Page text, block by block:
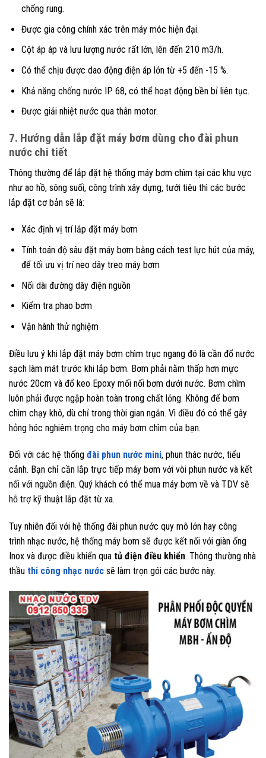
chống rung.
Được gia công chính xác trên máy móc hiện đại.
Cột áp áp và lưu lượng nước rất lớn, lên đến 210 m3/h.
Có thể chịu được dao động điện áp lớn từ +5 đến -15 %.
Khả năng chống nước IP 68, có thể hoạt động bền bỉ liên tục.
Được giải nhiệt nước qua thân motor.
7. Hướng dẫn lắp đặt máy bơm dùng cho đài phun
nước chi tiết
Thông thường để lắp đặt hệ thống máy bơm chìm tại các khu vực
như ao hồ, sông suối, công trình xây dựng, tưới tiêu thì các bước
lắp đặt cơ bản sẽ là:
Xác định vị trí lắp đặt máy bơm
Tính toán độ sâu đặt máy bơm bằng cách test lực hút của máy,
để tối ưu vị trí neo dây treo máy bơm
Nối dài đường dây điện nguồn
Kiểm tra phao bơm
Vận hành thử nghiệm
Điều lưu ý khi lắp đặt máy bơm chìm trục ngang đó là cần đổ nước
sạch làm mát trước khi lắp bơm. Bơm phải nằm thấp hơn mực
nước 20cm và đổ keo Epoxy mối nối bơm dưới nước. Bơm chìm
luôn phải được ngập hoàn toàn trong chất lỏng. Không để bơm
chìm chạy khô, dù chỉ trong thời gian ngắn. Vì điều đó có thể gây
hỏng hóc nghiêm trọng cho máy bơm chìm của bạn.
Đối với các hệ thống đài phun nước mini, phun thác nước, tiểu
cảnh. Bạn chỉ cần lắp trực tiếp máy bơm với vòi phun nước và kết
nối với nguồn điện. Quý khách có thể mua máy bơm về và TDV sẽ
hỗ trợ kỹ thuật lắp đặt từ xa.
Tuy nhiên đối với hệ thống đài phun nước quy mô lớn hay công
trình nhạc nước, hệ thống máy bơm sẽ được kết nối với giàn ống
Inox và được điều khiển qua tủ điện điều khiển. Thông thường nhà
thầu thi công nhạc nước sẽ làm trọn gói các bước này.